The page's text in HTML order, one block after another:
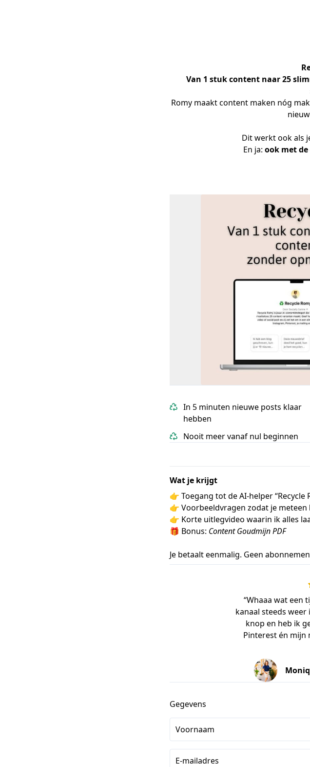
Van 1 stuk content naar 25
Romy maakt content maken nóg
Dit werkt ook als
En ja: ook met de
In 5 minuten nieuwe posts klaar
hebben
Nooit meer vanaf nul beginnen
Wat je krijgt
👉 Toegang tot de AI-helper “Recycle
👉 Voorbeeldvragen zodat je
👉 Korte uitlegvideo waarin ik alles
🎁 Bonus: Content Goudmijn PDF
Je betaalt eenmalig. Geen
“Whaaa wat een
kanaal steeds
knop en heb ik
Pinterest én mijn
Gegevens
Voornaam
E-mailadres